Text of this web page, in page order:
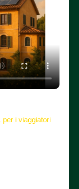
per i viaggiatori